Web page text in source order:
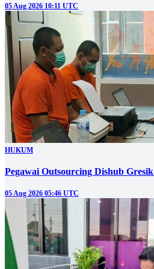
05 Aug 2026 10:11 UTC
HUKUM
Pegawai Outsourcing Dishub
05 Aug 2026 05:46 UTC